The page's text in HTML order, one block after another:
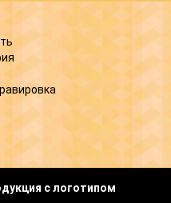
с логотипом